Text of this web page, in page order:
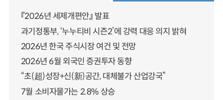
『2026년 세제개편안』 발표
과기정통부, ‘누누티비 시즌2’에 강력 대응 의지 밝혀
2026년 한국 주식시장 여건 및 전망
2026년 6월 외국인 증권투자 동향
“초(超)성장+신(新)공간, 대체불가 산업강국”
7월 소비자물가는 2.8% 상승